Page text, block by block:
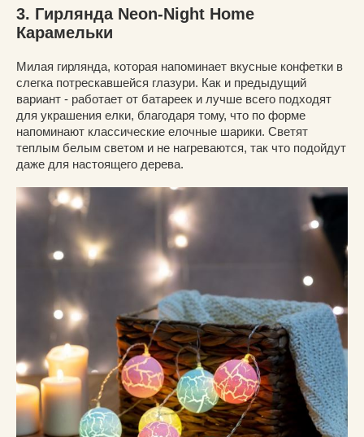
3. Гирлянда Neon-Night Home
Карамельки
Милая гирлянда, которая напоминает вкусные конфетки в
слегка потрескавшейся глазури. Как и предыдущий
вариант - работает от батареек и лучше всего подходят
для украшения елки, благодаря тому, что по форме
напоминают классические елочные шарики. Светят
теплым белым светом и не нагреваются, так что подойдут
даже для настоящего дерева.